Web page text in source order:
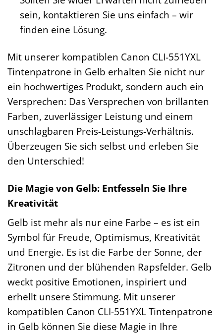
sein, kontaktieren Sie uns einfach – wir
finden eine Lösung.
Mit unserer kompatiblen Canon CLI-551YXL
Tintenpatrone in Gelb erhalten Sie nicht nur
ein hochwertiges Produkt, sondern auch ein
Versprechen: Das Versprechen von brillanten
Farben, zuverlässiger Leistung und einem
unschlagbaren Preis-Leistungs-Verhältnis.
Überzeugen Sie sich selbst und erleben Sie
den Unterschied!
Die Magie von Gelb: Entfesseln Sie Ihre
Kreativität
Gelb ist mehr als nur eine Farbe – es ist ein
Symbol für Freude, Optimismus, Kreativität
und Energie. Es ist die Farbe der Sonne, der
Zitronen und der blühenden Rapsfelder. Gelb
weckt positive Emotionen, inspiriert und
erhellt unsere Stimmung. Mit unserer
kompatiblen Canon CLI-551YXL Tintenpatrone
in Gelb können Sie diese Magie in Ihre